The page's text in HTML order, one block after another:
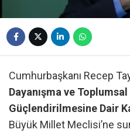
Cumhurbaşkanı Recep
Dayanışma ve
Güçlendirilmesine Dair
Büyük Millet Meclisi’ne